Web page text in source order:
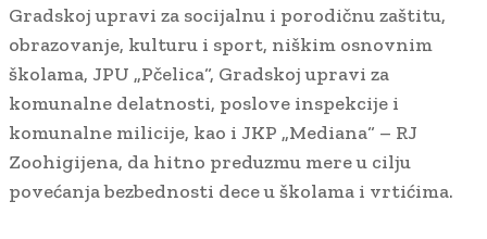
Gradskoj upravi za socijalnu i porodičnu zaštitu,
obrazovanje, kulturu i sport, niškim osnovnim
školama, JPU „Pčelica“, Gradskoj upravi za
komunalne delatnosti, poslove inspekcije i
komunalne milicije, kao i JKP „Mediana“ – RJ
Zoohigijena, da hitno preduzmu mere u cilju
povećanja bezbednosti dece u školama i vrtićima.